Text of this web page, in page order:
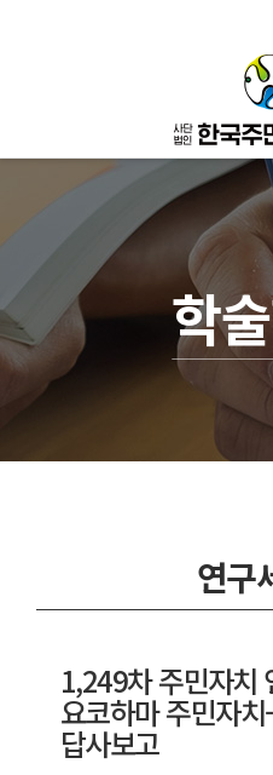
학
연구
1,249차 주민자치
요코하마 주민자
답사보고